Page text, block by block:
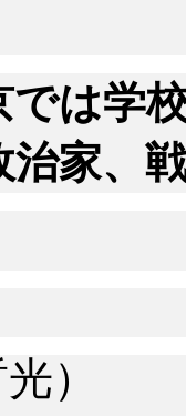
では学
治家、
）